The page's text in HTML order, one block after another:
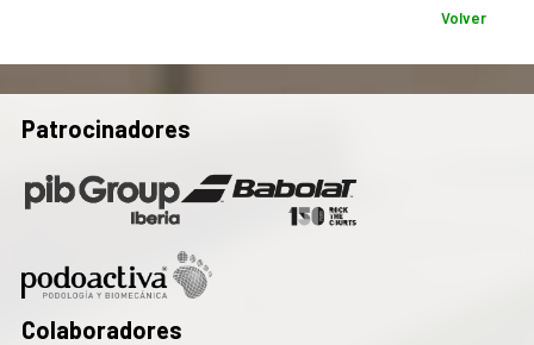
Volver
Patrocinadores
Colaboradores